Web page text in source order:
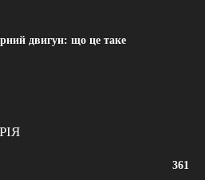
двигун: що це таке
361